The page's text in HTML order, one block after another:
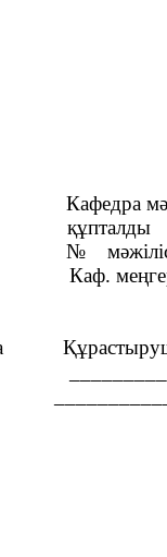
Кафедра
құпталды
№
Каф.